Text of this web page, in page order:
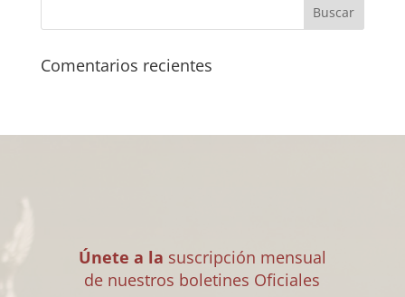
Comentarios recientes
Únete a la suscripción mensual
de nuestros boletines Oficiales